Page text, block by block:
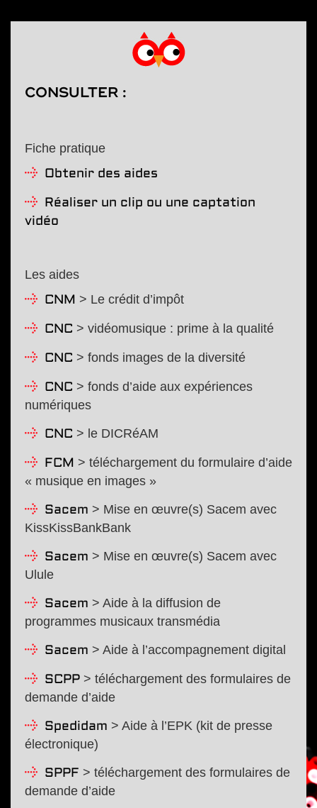
CONSULTER :
Fiche pratique
Obtenir des aides
Réaliser un clip ou une captation
vidéo
Les aides
CNM > Le crédit d’impôt
CNC > vidéomusique : prime à la qualité
CNC > fonds images de la diversité
CNC > fonds d’aide aux expériences
numériques
CNC > le DICRéAM
FCM > téléchargement du formulaire d’aide
« musique en images »
Sacem > Mise en œuvre(s) Sacem avec
KissKissBankBank
Sacem > Mise en œuvre(s) Sacem avec
Ulule
Sacem > Aide à la diffusion de
programmes musicaux transmédia
Sacem > Aide à l’accompagnement digital
SCPP > téléchargement des formulaires de
demande d’aide
Spedidam > Aide à l’EPK (kit de presse
électronique)
SPPF > téléchargement des formulaires de
demande d’aide